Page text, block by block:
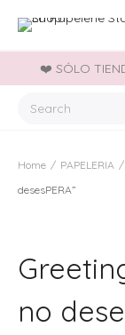
❤️ SÓLO
Home / PAPELERIA /
desesPERA”
no